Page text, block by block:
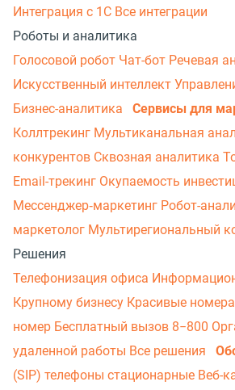
Интеграция с 1С Все интеграции
Роботы и аналитика
Голосовой робот Чат-бот Речевая
Искусственный интеллект
Бизнес-аналитика
Сервисы для
Коллтрекинг Мультиканальная
конкурентов Сквозная аналитика
Email-трекинг Окупаемость
Мессенджер‑маркетинг Робот-
маркетолог Мультирегиональный
Решения
Телефонизация офиса
Крупному бизнесу Красивые номера
номер Бесплатный вызов 8−800
удаленной работы Все решения
(SIP) телефоны стационарные Веб-